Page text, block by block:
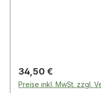
Regulärer Preis:
34,50 €
Preise inkl. MwSt. zzgl.